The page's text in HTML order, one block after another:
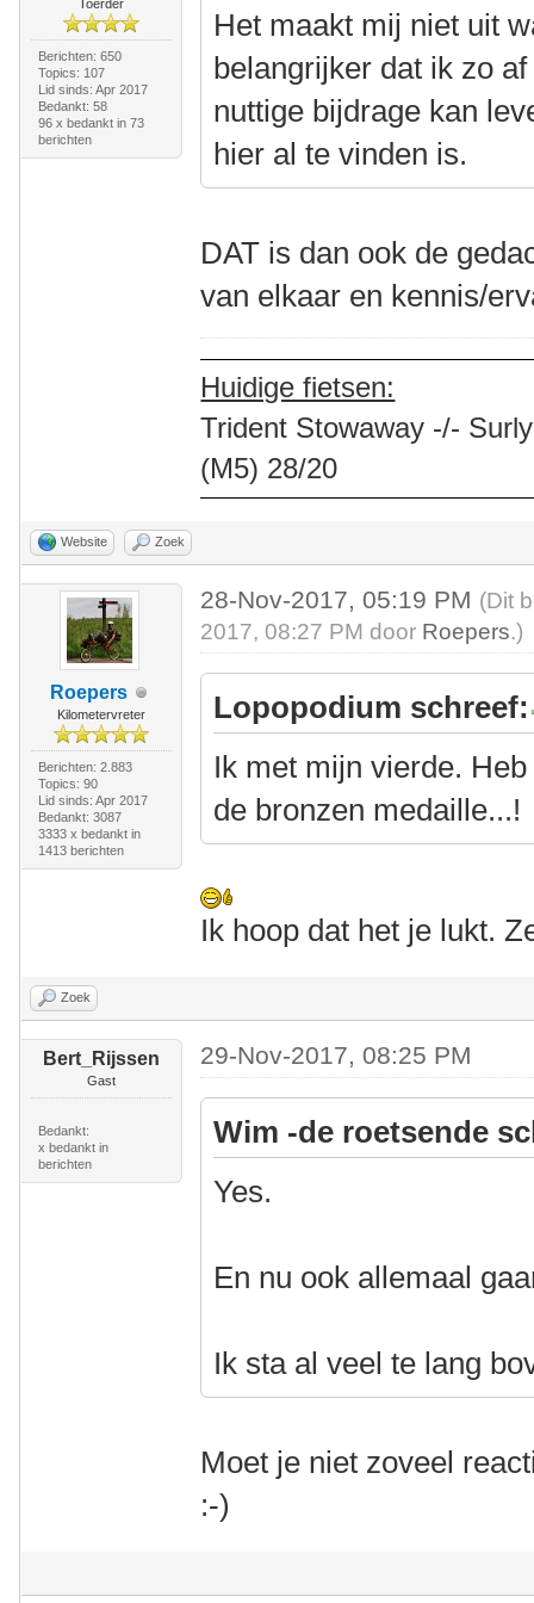
Toerder
Berichten: 650
Topics: 107
Lid sinds: Apr 2017
Bedankt: 58
96 x bedankt in 73
berichten
Het maakt mij niet uit
belangrijker dat ik zo
nuttige bijdrage kan
hier al te vinden is.
DAT is dan ook de
van elkaar en kennis/
Huidige fietsen:
Trident Stowaway -/-
(M5) 28/20
Website Zoek
Roepers
Kilometervreter
Berichten: 2.883
Topics: 90
Lid sinds: Apr 2017
Bedankt: 3087
3333 x bedankt in
1413 berichten
28-Nov-2017, 05:19 PM (Dit
2017, 08:27 PM door Roepers.)
Lopopodium schreef:
Ik met mijn vierde.
de bronzen medaille...!
Ik hoop dat het je lukt.
Zoek
Bert_Rijssen
Gast
Bedankt:
x bedankt in
berichten
29-Nov-2017, 08:25 PM
Wim -de roetsende
Yes.
En nu ook allemaal
Ik sta al veel te lang
Moet je niet zoveel
:-)